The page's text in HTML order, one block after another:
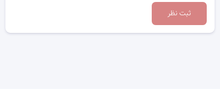
ثبت نظر